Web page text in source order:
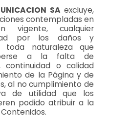
SA excluye,
contempladas en
vigente, cualquier
por los daños y
toda naturaleza que
a la falta de
continuidad o calidad
de la Página y de
al no cumplimiento de
de utilidad que los
podido atribuir a la